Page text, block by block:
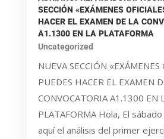
SECCIÓN «EXÁMENES
HACER EL EXAMEN DE LA
A1.1300 EN LA PLATAFORMA
Uncategorized
NUEVA SECCIÓN «EXÁMENES
PUEDES HACER EL EXAMEN
CONVOCATORIA A1.1300 EN
PLATAFORMA Hola, El
aquí el análisis del primer